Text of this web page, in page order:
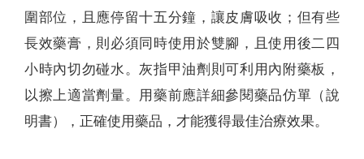
圍部位，且應停留十五分鐘，讓皮膚吸收；但有些
長效藥膏，則必須同時使用於雙腳，且使用後二四
小時內切勿碰水。灰指甲油劑則可利用內附藥板，
以擦上適當劑量。用藥前應詳細參閱藥品仿單（說
明書），正確使用藥品，才能獲得最佳治療效果。